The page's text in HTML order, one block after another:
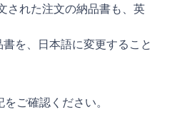
された注文の納品書も、英
を、日本語に変更すること
ご確認ください。